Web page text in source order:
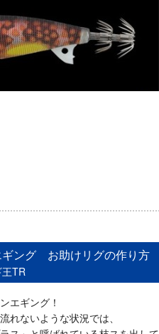
ギング お助けリグの作り方
王TR
エギング！
れないような状況では、